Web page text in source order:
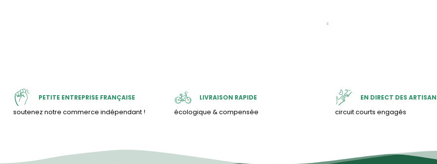
PETITE ENTREPRISE FRANÇAISE
soutenez notre commerce indépendant !
LIVRAISON RAPIDE
écologique & compensée
EN DIRECT DES
circuit courts engagés